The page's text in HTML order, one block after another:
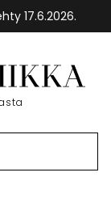
17.6.2026.